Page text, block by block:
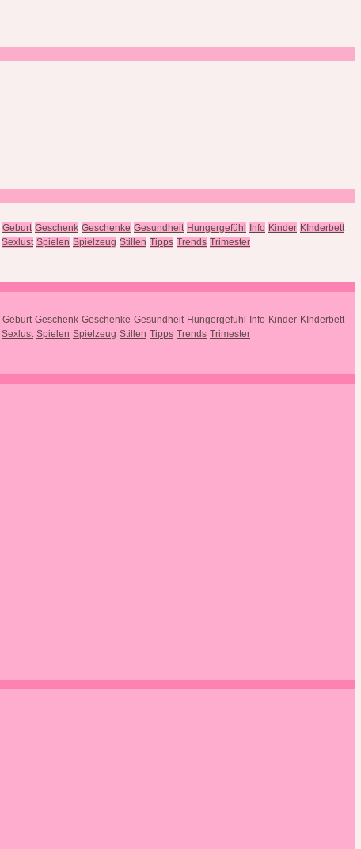
Geburt Geschenk Geschenke Gesundheit Hungergefühl Info Kinder KInderbett
Sexlust Spielen Spielzeug Stillen Tipps Trends Trimester
Geburt Geschenk Geschenke Gesundheit Hungergefühl Info Kinder KInderbett
Sexlust Spielen Spielzeug Stillen Tipps Trends Trimester